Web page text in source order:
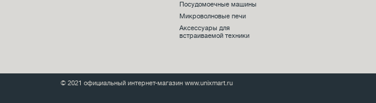
Посудомоечные машины
Микроволновые печи
Аксессуары для
встраиваемой техники
© 2021 официальный интернет-магазин www.unixmart.ru